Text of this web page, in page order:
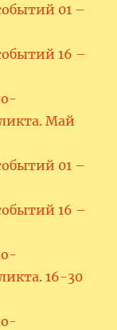
01 –
16 –
Май
01 –
16 –
16-30